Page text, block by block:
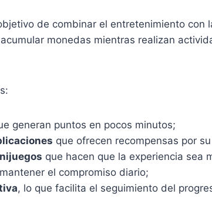
de combinar el entretenimiento con
monedas mientras realizan
generan puntos en pocos minutos;
que ofrecen recompensas por
que hacen que la experiencia sea
el compromiso diario;
, lo que facilita el seguimiento del